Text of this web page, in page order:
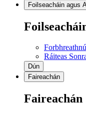
Foilseacháin agus
Ráiteas
Dún
Faireachán
Faireachán